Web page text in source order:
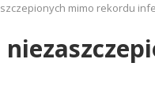
mimo rekordu